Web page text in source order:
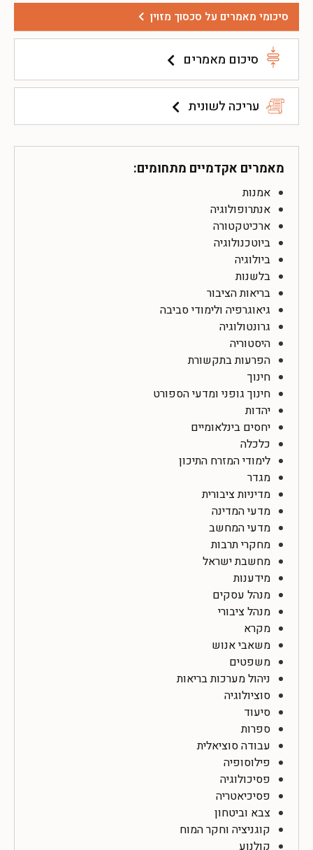
סיכומי מאמרים על סכסוך מזוין
סיכום מאמרים
עריכה לשונית
מאמרים אקדמיים מתחומים:
אמנות
אנתרופולוגיה
ארכיטקטורה
ביוטכנולוגיה
ביולוגיה
בלשנות
בריאות הציבור
גיאוגרפיה ולימודי סביבה
גרונטולוגיה
היסטוריה
הפרעות בתקשורת
חינוך
חינוך גופני ומדעי הספורט
יהדות
יחסים בינלאומיים
כלכלה
לימודי המזרח התיכון
מגדר
מדיניות ציבורית
מדעי המדינה
מדעי המחשב
מחקרי תרבות
מחשבת ישראל
מידענות
מנהל עסקים
מנהל ציבורי
מקרא
משאבי אנוש
משפטים
ניהול מערכות בריאות
סוציולוגיה
סיעוד
ספרות
עבודה סוציאלית
פילוסופיה
פסיכולוגיה
פסיכיאטריה
צבא וביטחון
קוגניציה וחקר המוח
קולנוע